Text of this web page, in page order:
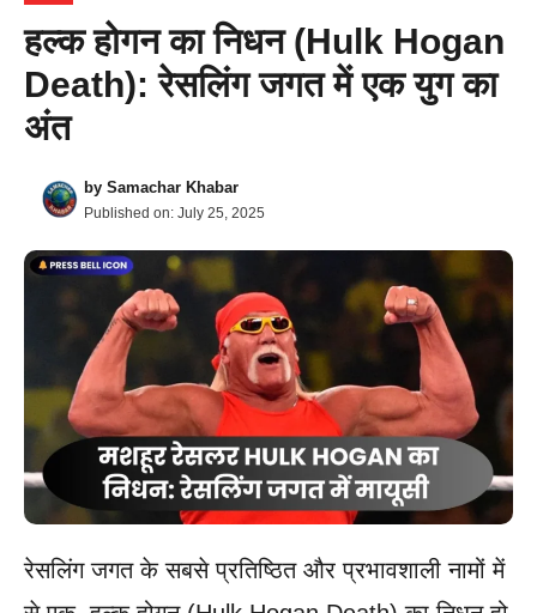
हल्क होगन का निधन (Hulk Hogan
Death): रेसलिंग जगत में एक युग का
अंत
by Samachar Khabar
Published on: July 25, 2025
रेसलिंग जगत के सबसे प्रतिष्ठित और प्रभावशाली नामों में